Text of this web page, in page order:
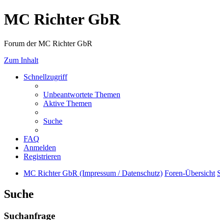
MC Richter GbR
Forum der MC Richter GbR
Zum Inhalt
Schnellzugriff
Unbeantwortete Themen
Aktive Themen
Suche
FAQ
Anmelden
Registrieren
MC Richter GbR (Impressum / Datenschutz) Foren-Übersicht
Suche
Suchanfrage